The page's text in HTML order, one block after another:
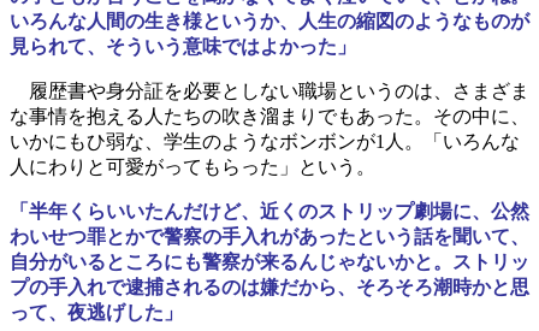
いろんな人間の生き様というか、人生の縮図のようなものが
見られて、そういう意味ではよかった」
履歴書や身分証を必要としない職場というのは、さまざま
な事情を抱える人たちの吹き溜まりでもあった。その中に、
いかにもひ弱な、学生のようなボンボンが1人。「いろんな
人にわりと可愛がってもらった」という。
「半年くらいいたんだけど、近くのストリップ劇場に、公然
わいせつ罪とかで警察の手入れがあったという話を聞いて、
自分がいるところにも警察が来るんじゃないかと。ストリッ
プの手入れで逮捕されるのは嫌だから、そろそろ潮時かと思
って、夜逃げした」